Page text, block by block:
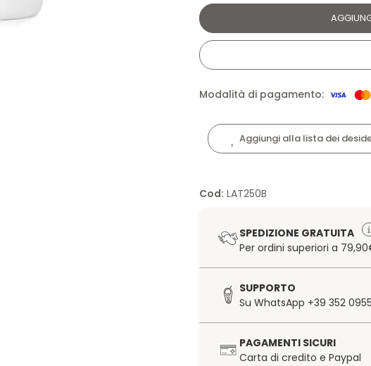
Modalità di pagamento:
Aggiungi alla lista dei
Cod: LAT250B
SPEDIZIONE GRATUITA
Per ordini superiori a
SUPPORTO
Su WhatsApp +39 352
PAGAMENTI SICURI
Carta di credito e Paypal